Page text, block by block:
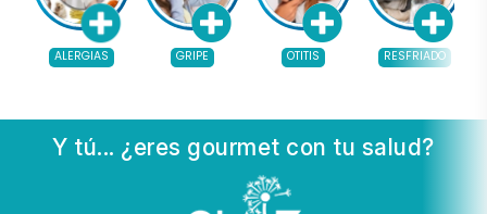
ALERGIAS GRIPE OTITIS RESFRIADO
Y tú... ¿eres gourmet con tu salud?